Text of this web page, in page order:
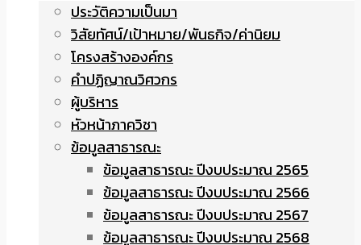
ประวัติความเป็นมา
วิสัยทัศน์/เป้าหมาย/พันธกิจ/ค่านิยม
โครงสร้างองค์กร
คำปฏิญาณวิศวกร
ผู้บริหาร
หัวหน้าภาควิชา
ข้อมูลสาธารณะ
ข้อมูลสาธารณะ ปีงบประมาณ 2565
ข้อมูลสาธารณะ ปีงบประมาณ 2566
ข้อมูลสาธารณะ ปีงบประมาณ 2567
ข้อมูลสาธารณะ ปีงบประมาณ 2568